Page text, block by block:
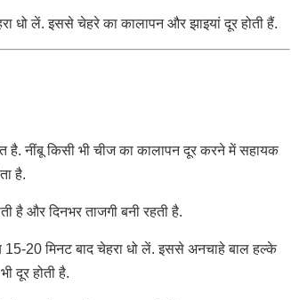
धो लें. इससे चेहरे का कालापन और झाइयां दूर होती हैं.
है. नींबू किसी भी चीज का कालापन दूर करने में सहायक
है.
है और दिनभर ताजगी बनी रहती है.
20 मिनट बाद चेहरा धो लें. इससे अनचाहे बाल हल्के
दूर होती है.